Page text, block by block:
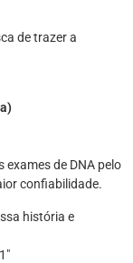
de trazer a
de DNA pelo
confiabilidade.
história e